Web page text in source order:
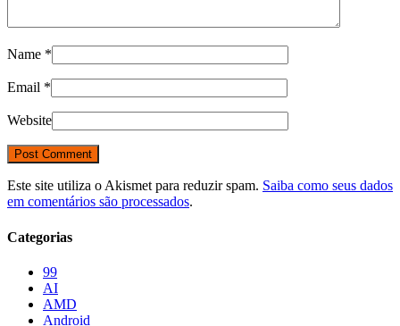
Name *
Email *
Website
Este site utiliza o Akismet para reduzir spam. Saiba como seus dados
em comentários são processados.
Categorias
99
AI
AMD
Android